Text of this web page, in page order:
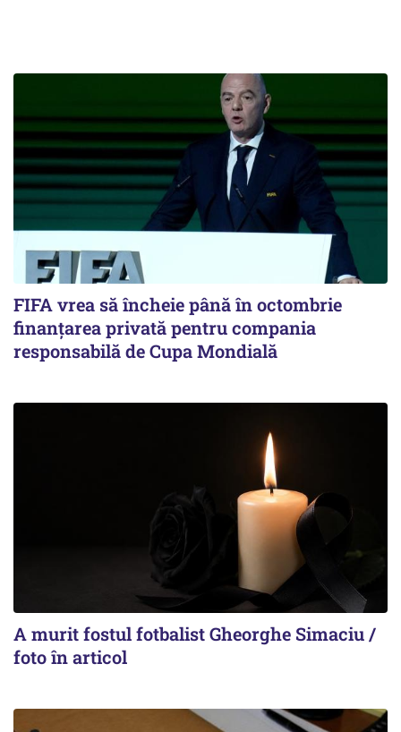
FIFA vrea să încheie până în octombrie
finanțarea privată pentru compania
responsabilă de Cupa Mondială
A murit fostul fotbalist Gheorghe Simaciu /
foto în articol